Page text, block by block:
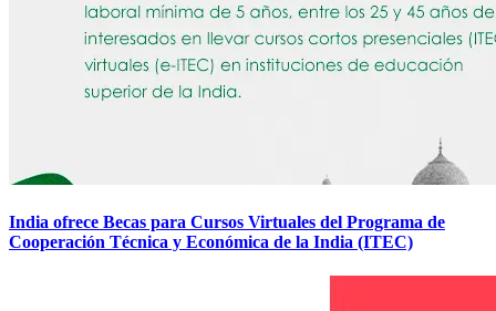
India ofrece Becas para Cursos Virtuales del Programa de
Cooperación Técnica y Económica de la India (ITEC)